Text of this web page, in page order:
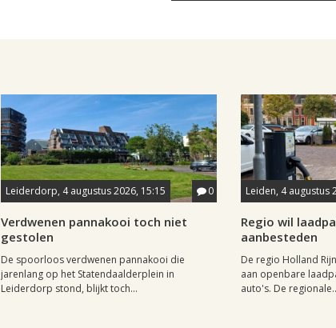
Leiderdorp, 4 augustus 2026, 15:15 0
Verdwenen pannakooi toch niet
gestolen
De spoorloos verdwenen pannakooi die
jarenlang op het Statendaalderplein in
Leiderdorp stond, blijkt toch...
Leiden, 4 augustus
Regio wil
aanbesteden
De regio Holland
aan openbare
auto's. De